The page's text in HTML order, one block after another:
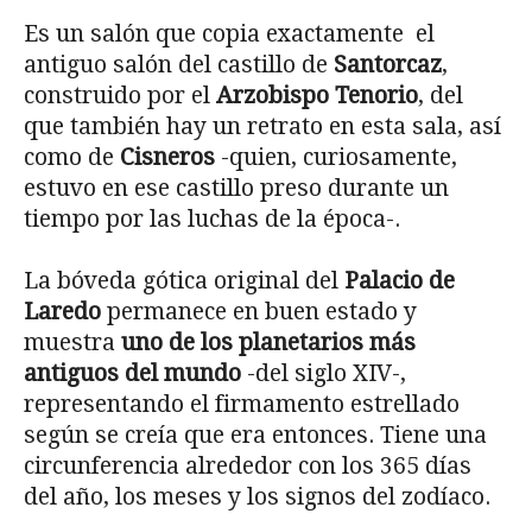
Es un salón que copia exactamente el
antiguo salón del castillo de Santorcaz,
construido por el Arzobispo Tenorio, del
que también hay un retrato en esta sala, así
como de Cisneros -quien, curiosamente,
estuvo en ese castillo preso durante un
tiempo por las luchas de la época-.
La bóveda gótica original del Palacio de
Laredo permanece en buen estado y
muestra uno de los planetarios más
antiguos del mundo -del siglo XIV-,
representando el firmamento estrellado
según se creía que era entonces. Tiene una
circunferencia alrededor con los 365 días
del año, los meses y los signos del zodíaco.